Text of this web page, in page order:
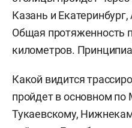
Казань и
Общая протяженность
километров.
Какой видится
пройдет в основном по
Тукаевскому,